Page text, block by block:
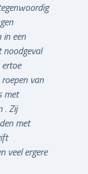
in een
noodgeval
van
met
. Zij
met
veel ergere